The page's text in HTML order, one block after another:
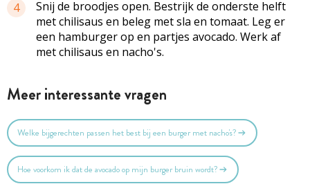
4
Snij de broodjes open. Bestrijk de onderste helft
met chilisaus en beleg met sla en tomaat. Leg er
een hamburger op en partjes avocado. Werk af
met chilisaus en nacho's.
Meer interessante vragen
Welke bijgerechten passen het best bij een burger met nacho's?
Hoe voorkom ik dat de avocado op mijn burger bruin wordt?